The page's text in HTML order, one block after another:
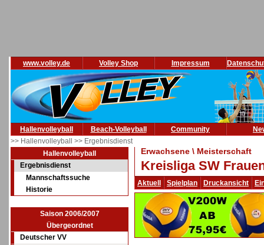
www.volley.de Volley Shop Impressum
Hallenvolleyball Beach-Volleyball Community
>> Hallenvolleyball >> Ergebnisdienst
Hallenvolleyball
Ergebnisdienst
Mannschaftssuche
Historie
Saison 2006/2007
Übergeordnet
Deutscher VV
Erwachsene \ Meisterschaft
Kreisliga SW
Aktuell Spielplan Druckansicht